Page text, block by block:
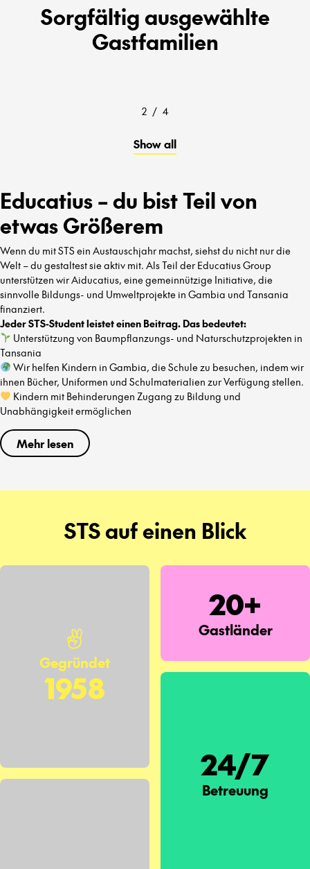
Sorgfältig ausgewählte
Gastfamilien
2 / 4
Show all
Educatius – du bist Teil von
etwas Größerem
Wenn du mit STS ein Austauschjahr machst, siehst du nicht nur die
Welt – du gestaltest sie aktiv mit. Als Teil der Educatius Group
unterstützen wir Aiducatius, eine gemeinnützige Initiative, die
sinnvolle Bildungs- und Umweltprojekte in Gambia und Tansania
finanziert.
Jeder STS-Student leistet einen Beitrag. Das bedeutet:
Unterstützung von Baumpflanzungs- und Naturschutzprojekten in
Tansania
Wir helfen Kindern in Gambia, die Schule zu besuchen, indem wir
ihnen Bücher, Uniformen und Schulmaterialien zur Verfügung stellen.
Kindern mit Behinderungen Zugang zu Bildung und
Unabhängigkeit ermöglichen
Mehr lesen
STS auf einen Blick
Gegründet
1958
20+
Gastländer
24/7
Betreuung